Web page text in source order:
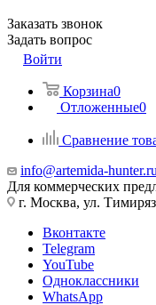
Заказать звонок
Задать вопрос
Войти
Корзина0
Отложенные0
Сравнение
info@artemida-hunter.ru
Для коммерческих
г. Москва, ул.
Вконтакте
Telegram
YouTube
Одноклассники
WhatsApp